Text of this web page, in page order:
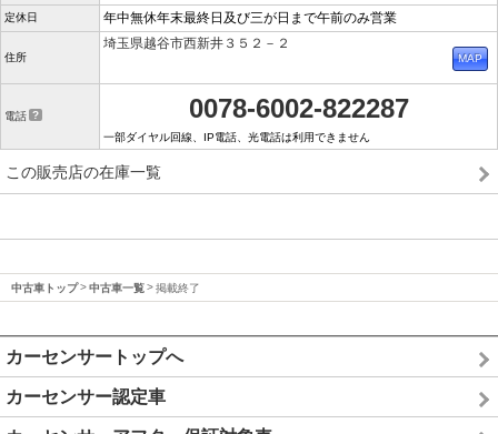
定休日 年中無休年末最終日及び三が日まで午前のみ営業
住所
埼玉県越谷市西新井３５２－２
電話 0078-6002-822287
一部ダイヤル回線、IP電話、光電話は利用できません
この販売店の在庫一覧
中古車トップ 中古車一覧 掲載終了
カーセンサートップへ
カーセンサー認定車